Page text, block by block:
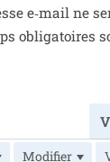
e‑mail ne
obli­ga­toires
Modifier